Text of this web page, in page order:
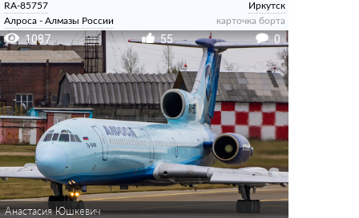
RA-85757
Алроса - Алмазы России
Иркутск
карточка борта
1087 55 0
Анастасия Юшкевич